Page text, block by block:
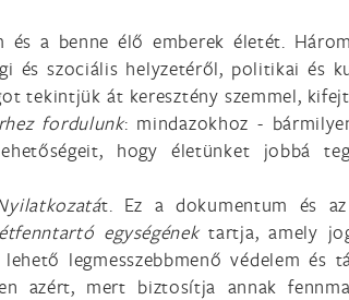
a benne élő emberek életét.
és szociális helyzetéről, politikai és
tekintjük át keresztény szemmel,
fordulunk: mindazokhoz -
hogy életünket jobbá
t. Ez a dokumentum és
egységénektartja, amely
legmesszebbmenő védelem
azért, mert biztosítja annak